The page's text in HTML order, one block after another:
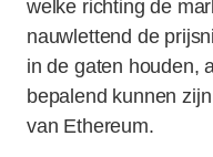
welke richting de
nauwlettend de
in de gaten houden,
bepalend kunnen
van Ethereum.